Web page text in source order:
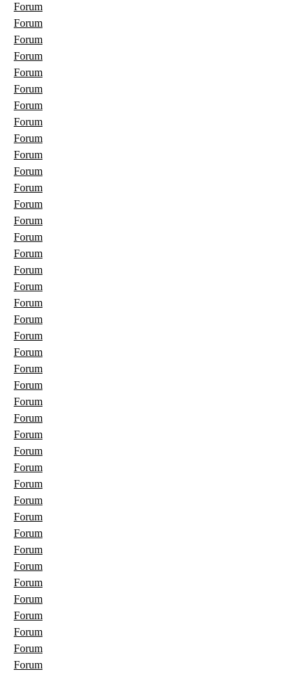
Forum
Forum
Forum
Forum
Forum
Forum
Forum
Forum
Forum
Forum
Forum
Forum
Forum
Forum
Forum
Forum
Forum
Forum
Forum
Forum
Forum
Forum
Forum
Forum
Forum
Forum
Forum
Forum
Forum
Forum
Forum
Forum
Forum
Forum
Forum
Forum
Forum
Forum
Forum
Forum
Forum